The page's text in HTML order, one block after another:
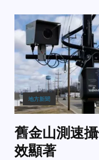
地方新聞
舊金山測速
效顯著